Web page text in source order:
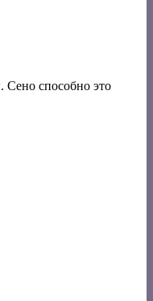
Сено способно это